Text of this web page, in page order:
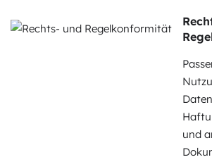
und